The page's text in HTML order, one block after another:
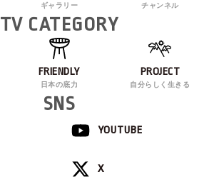
ギャラリー チャンネル
TV CATEGORY
FRIENDLY
日本の底力
PROJECT
自分らしく生きる
SNS
YOUTUBE
X